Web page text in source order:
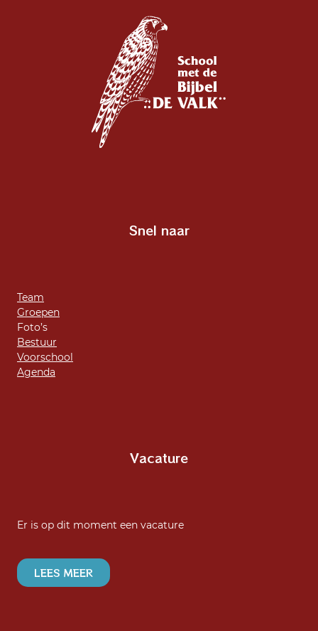
Snel naar
Team
Groepen
Foto’s
Bestuur
Voorschool
Agenda
Vacature
Er is op dit moment een vacature
LEES MEER